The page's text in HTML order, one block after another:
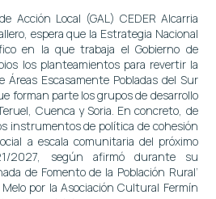
Acción Local (GAL) CEDER Alcarria
espera que la Estrategia Nacional
en la que trabaja el Gobierno de
los planteamientos para revertir la
Áreas Escasamente Pobladas del Sur
forman parte los grupos de desarrollo
Cuenca y Soria. En concreto, de
instrumentos de política de cohesión
a escala comunitaria del próximo
2027, según afirmó durante su
de Fomento de la Población Rural’
por la Asociación Cultural Fermín